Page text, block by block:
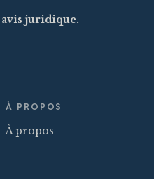
avis juridique.
À PROPOS
À propos